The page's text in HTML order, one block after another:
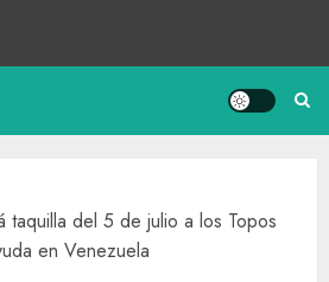
taquilla del 5 de julio a los Topos
en Venezuela